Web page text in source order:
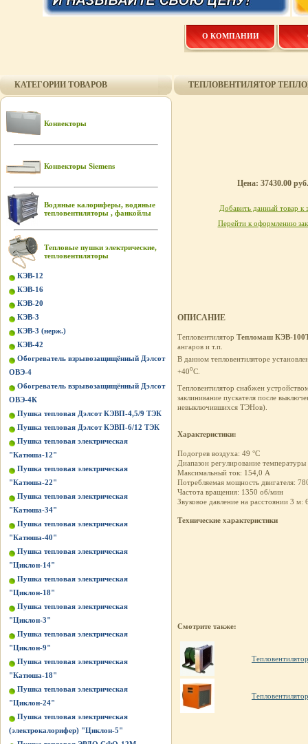
О КОМПАНИИ
КАТЕГОРИИ ТОВАРОВ
Конвекторы
Конвекторы Siemens
Водяные калориферы, водяные
тепловентиляторы , фанкойлы
Тепловые пушки электрические,
тепловентиляторы
КЭВ-12
КЭВ-16
КЭВ-20
КЭВ-3
КЭВ-3 (нерж.)
КЭВ-42
Обогреватель взрывозащищённый Дэлсот
ОВЭ-4
Обогреватель взрывозащищённый Дэлсот
ОВЭ-4К
Пушка тепловая Дэлсот КЭВП-4,5/9 ТЭК
Пушка тепловая Дэлсот КЭВП-6/12 ТЭК
Пушка тепловая электрическая
"Катюша-12"
Пушка тепловая электрическая
"Катюша-22"
Пушка тепловая электрическая
"Катюша-34"
Пушка тепловая электрическая
"Катюша-40"
Пушка тепловая электрическая
"Циклон-14"
Пушка тепловая электрическая
"Циклон-18"
Пушка тепловая электрическая
"Циклон-3"
Пушка тепловая электрическая
"Циклон-9"
Пушка тепловая электрическая
"Катюша-18"
Пушка тепловая электрическая
"Циклон-24"
Пушка тепловая электрическая
(электрокалорифер) "Циклон-5"
ТЕПЛОВЕНТИЛЯТОР
Цена: 37430.00 руб.
Добавить данный товар к
Перейти к оформлению
ОПИСАНИЕ
Тепловентилятор Тепломаш КЭВ-
ангаров и т.п.
В данном тепловентиляторе
+40оC.
Тепловентилятор снабжен
заклинивание пускателя после
невыключившихся ТЭНов).
Характеристики:
Подогрев воздуха: 49 °С
Диапазон регулирование
Максимальный ток: 154,0 А
Потребляемая мощность двигателя:
Частота вращения: 1350 об/мин
Звуковое давление на расстоянии 3 м:
Технические характеристики
Смотрите также: